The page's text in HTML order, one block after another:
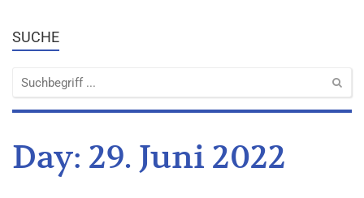
SUCHE
Day: 29. Juni 2022